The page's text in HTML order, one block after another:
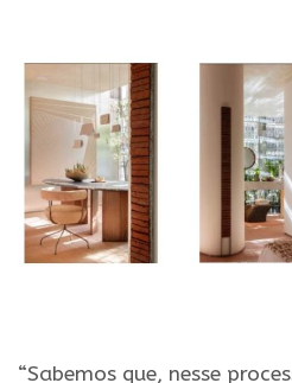
“Sabemos que, nesse